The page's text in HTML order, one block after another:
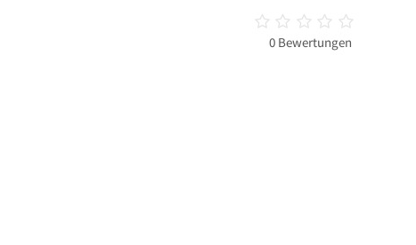
0 Bewertungen